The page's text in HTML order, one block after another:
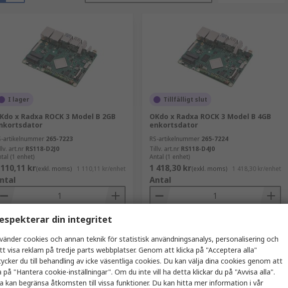
I lager
x Radxa ROCK 3 Model B 2GB
artikelnummer 265-7223
art.nr RS118-D2J0
(1 enhet)
kr(exkl. moms) 1 110,11 kr/enhet
Lägg i korgen
Jämföra
Tillfälligt slut
OKdo x Radxa ROCK 3 Model B 4GB
enkortsdator
RS-artikelnummer 265-7224
Tillv. art.nr RS118-D4J0
Antal (1 enhet)
1 418,30 kr(exkl. moms) 1 418,30 kr/enhet
Antal
Jämföra
din integritet
cookies och annan teknik för statistisk användningsanalys, personalisering och
visa reklam på tredje parts webbplatser. Genom att klicka på "Acceptera alla"
du till behandling av icke väsentliga cookies. Du kan välja dina cookies genom att
på "Hantera cookie-inställningar". Om du inte vill ha detta klickar du på "Avvisa alla".
kan begränsa åtkomsten till vissa funktioner. Du kan hitta mer information i vår